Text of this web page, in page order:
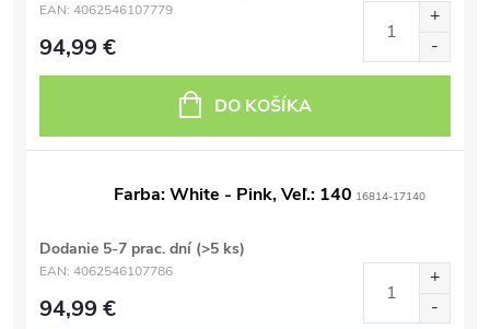
EAN: 4062546107779
94,99 €
DO KOŠÍKA
Farba: White - Pink, Veľ.: 140 16814-17140
Dodanie 5-7 prac. dní (>5 ks)
EAN: 4062546107786
94,99 €